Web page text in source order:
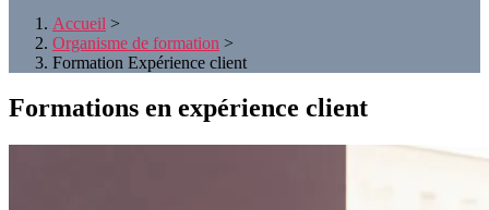
Accueil >
Organisme de formation >
Formation Expérience client
Formations en expérience client